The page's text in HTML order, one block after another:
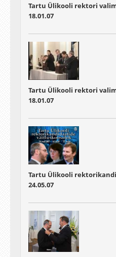
Tartu Ülikooli rektori
18.01.07
Tartu Ülikooli rektori
18.01.07
Tartu Ülikooli
24.05.07